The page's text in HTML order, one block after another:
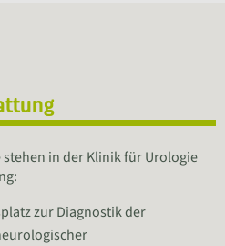
in der Klinik für Urologie
zur Diagnostik der